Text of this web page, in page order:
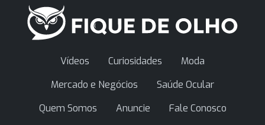
Vídeos Curiosidades
Moda
Mercado e Negócios
Saúde Ocular
Quem Somos
Anuncie
Fale Conosco